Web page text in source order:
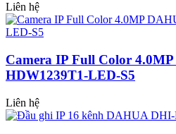
Liên hệ
Camera IP Full Color
HDW1239T1-LED-S5
Liên hệ